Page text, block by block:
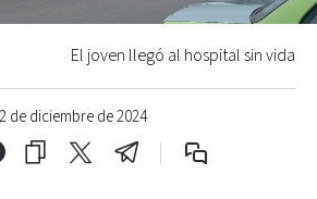
2 de diciembre de 2024
El joven llegó al hospital sin vida